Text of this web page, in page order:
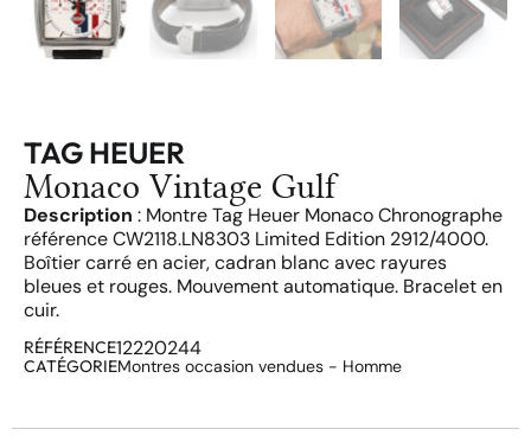
TAG HEUER
Monaco Vintage Gulf
Description : Montre Tag Heuer Monaco Chronographe
référence CW2118.LN8303 Limited Edition 2912/4000.
Boîtier carré en acier, cadran blanc avec rayures
bleues et rouges. Mouvement automatique. Bracelet en
cuir.
RÉFÉRENCE12220244
CATÉGORIEMontres occasion vendues - Homme